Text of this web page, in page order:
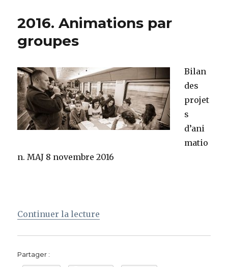
lycées
2016. Animations par
groupes
Bilan
des
projet
s
d’ani
matio
n. MAJ 8 novembre 2016
Continuer la lecture
Partager :